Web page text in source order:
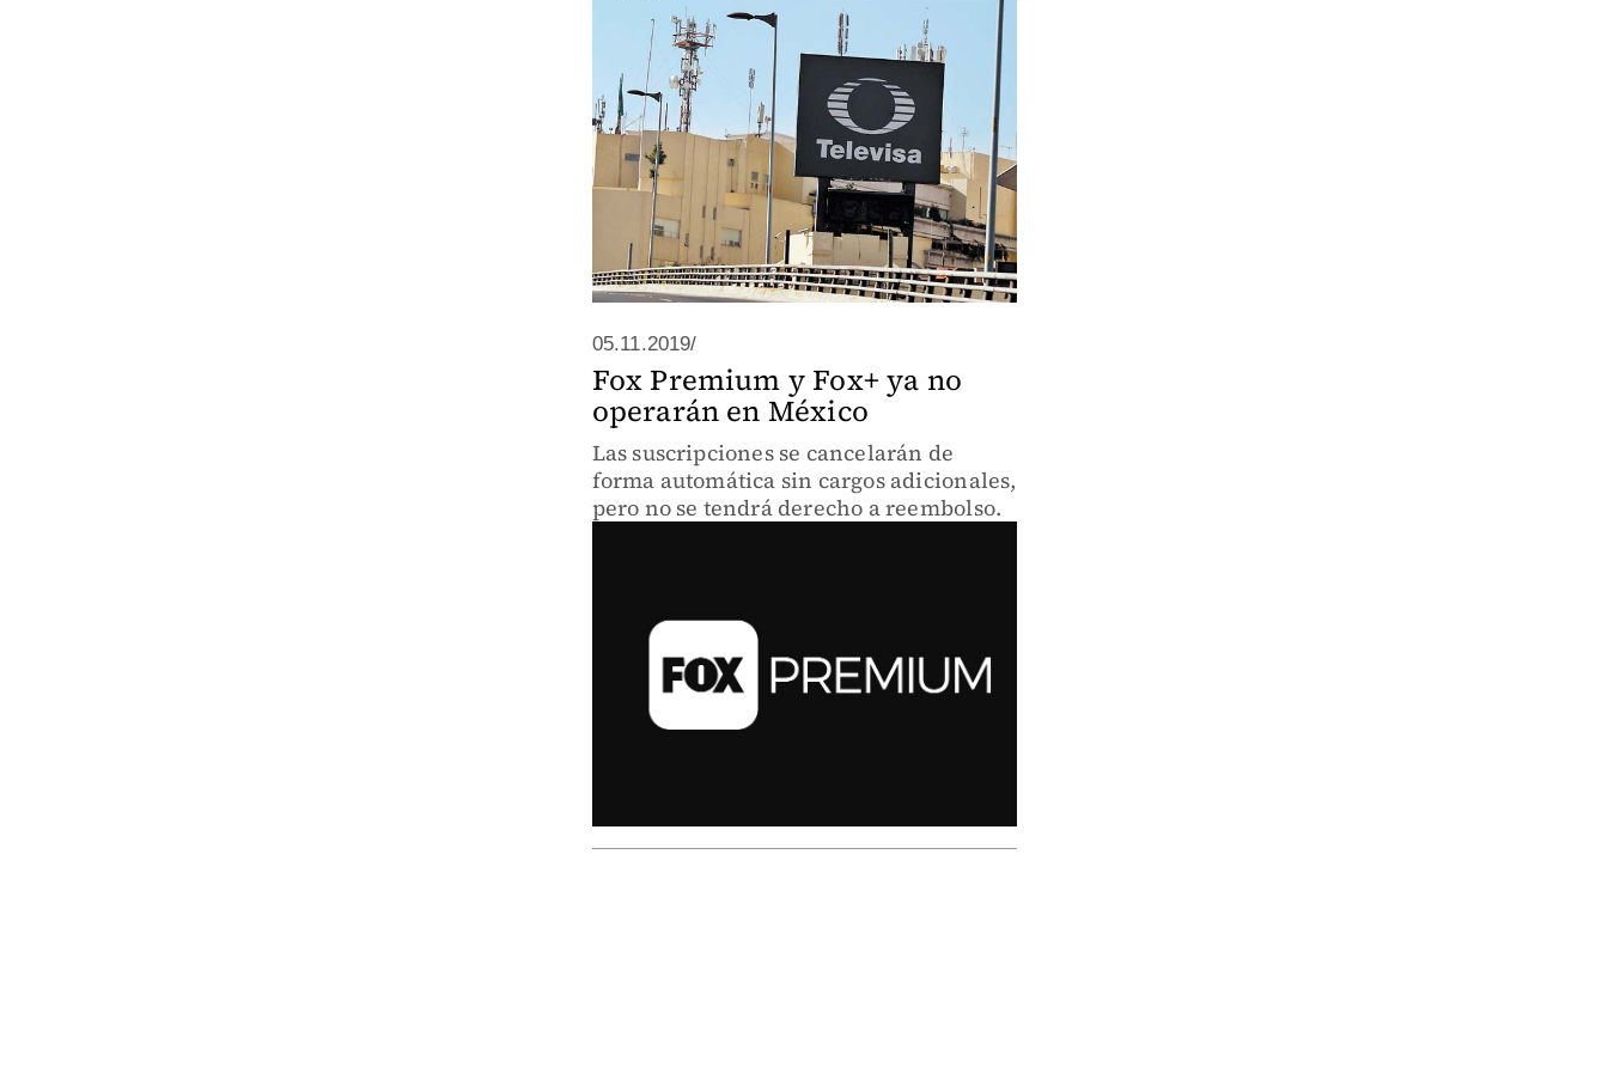
05.11.2019/
Fox Premium y Fox+ ya no
operarán en México
Las suscripciones se cancelarán de
forma automática sin cargos adicionales,
pero no se tendrá derecho a reembolso.